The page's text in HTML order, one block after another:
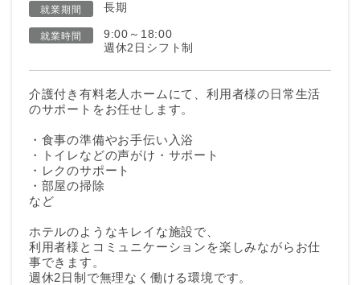
就業期間 長期
就業時間
9:00～18:00
週休2日シフト制
介護付き有料老人ホームにて、利用者様の日常生活
のサポートをお任せします。
・食事の準備やお手伝い入浴
・トイレなどの声がけ・サポート
・レクのサポート
・部屋の掃除
など
ホテルのようなキレイな施設で、
利用者様とコミュニケーションを楽しみながらお仕
事できます。
週休2日制で無理なく働ける環境です。